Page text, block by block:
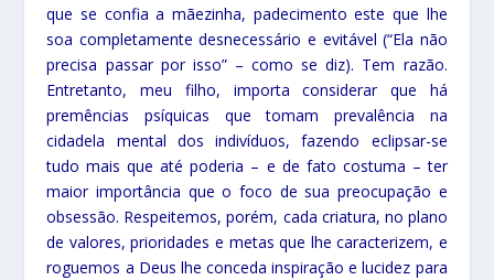
que se confia a mãezinha, padecimento este que lhe
soa completamente desnecessário e evitável (“Ela não
precisa passar por isso” – como se diz). Tem razão.
Entretanto, meu filho, importa considerar que há
premências psíquicas que tomam prevalência na
cidadela mental dos indivíduos, fazendo eclipsar-se
tudo mais que até poderia – e de fato costuma – ter
maior importância que o foco de sua preocupação e
obsessão. Respeitemos, porém, cada criatura, no plano
de valores, prioridades e metas que lhe caracterizem, e
roguemos a Deus lhe conceda inspiração e lucidez para